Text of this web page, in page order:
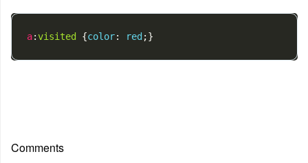
a:visited {color: red ;}
Comments